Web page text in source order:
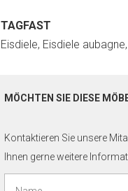
TAGFAST
Eisdiele, Eisdiele aubagne,
MÖCHTEN SIE DIESE
Kontaktieren Sie unsere
Ihnen gerne weitere